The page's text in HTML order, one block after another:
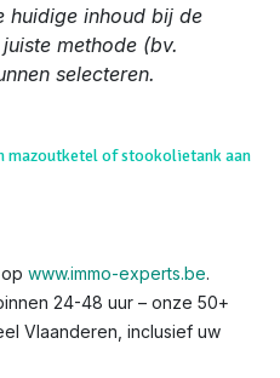
huidige inhoud bij de
methode (bv.
selecteren.
mazoutketel of stookolietank aan
www.immo-experts.be.
24-48 uur – onze 50+
Vlaanderen, inclusief uw